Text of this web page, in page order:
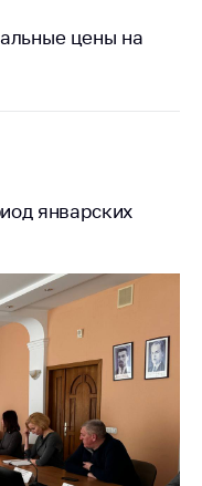
цены на
январских